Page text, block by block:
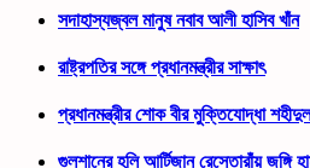
সদাহাস্যজ্বল মানুষ নবাব আলী হাসিব খাঁন
রাষ্ট্রপতির সঙ্গে প্রধানমন্ত্রীর সাক্ষাৎ
প্রধানমন্ত্রীর শোক বীর মুক্তিযোদ্ধা
গুলশানের হলি আর্টিজান রেস্তোরাঁয় জঙ্গি